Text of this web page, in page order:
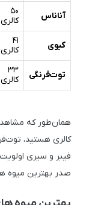
آناناس
۵۰
کالری
کیوی
۴۱
کالری
توت‌فرنگی
۳۳
کالری
همان‌طور که
کالری هستید،
فیبر و سیری
صدر بهترین میوه